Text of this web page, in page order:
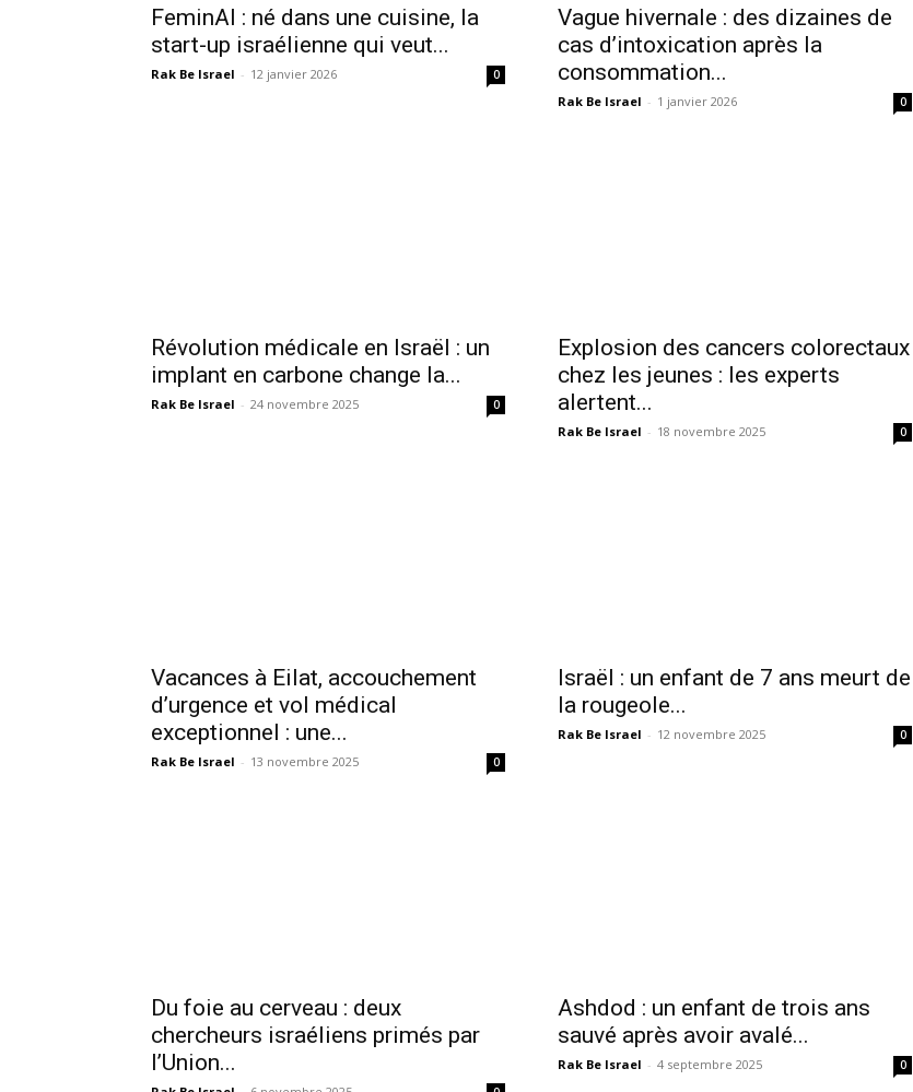
FeminAI : né dans une cuisine, la
start-up israélienne qui veut...
Rak Be Israel - 12 janvier 2026 0
Vague hivernale : des dizaines de
cas d’intoxication après la
consommation...
Rak Be Israel - 1 janvier 2026 0
Révolution médicale en Israël : un
implant en carbone change la...
Rak Be Israel - 24 novembre 2025 0
Explosion des cancers colorectaux
chez les jeunes : les experts
alertent...
Rak Be Israel - 18 novembre 2025 0
Vacances à Eilat, accouchement
d’urgence et vol médical
exceptionnel : une...
Rak Be Israel - 13 novembre 2025 0
Israël : un enfant de 7 ans meurt de
la rougeole...
Rak Be Israel - 12 novembre 2025 0
Du foie au cerveau : deux
chercheurs israéliens primés par
l’Union...
Ashdod : un enfant de trois ans
sauvé après avoir avalé...
Rak Be Israel - 4 septembre 2025 0